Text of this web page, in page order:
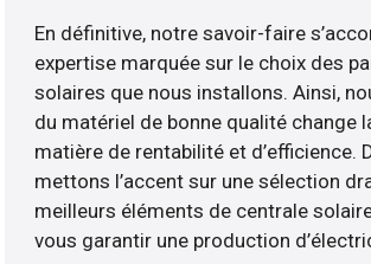
En définitive, notre savoir-faire
expertise marquée sur le choix des
solaires que nous installons. Ainsi,
du matériel de bonne qualité change
matière de rentabilité et d’efficience.
mettons l’accent sur une sélection
meilleurs éléments de centrale
vous garantir une production